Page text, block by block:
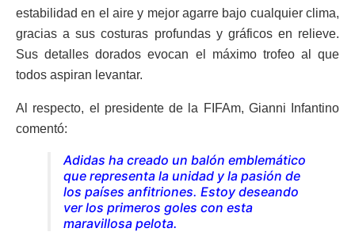
estabilidad en el aire y mejor agarre bajo cualquier clima,
gracias a sus costuras profundas y gráficos en relieve.
Sus detalles dorados evocan el máximo trofeo al que
todos aspiran levantar.
Al respecto, el presidente de la FIFAm, Gianni Infantino
comentó:
Adidas ha creado un balón emblemático
que representa la unidad y la pasión de
los países anfitriones. Estoy deseando
ver los primeros goles con esta
maravillosa pelota.